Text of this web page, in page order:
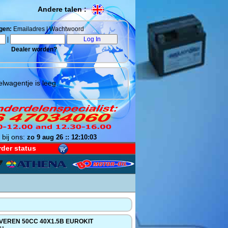
Andere talen :
Emailadres | Wachtwoord
Dealer worden?
is leeg.
ons: zo 9 aug 26 :: 12:10:04
status
50CC 40X1.5B EUROKIT